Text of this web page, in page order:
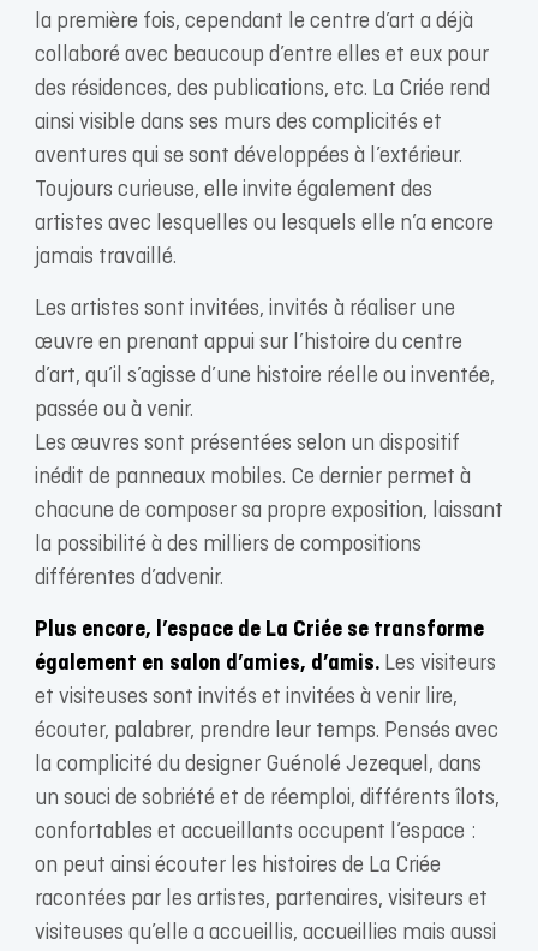
la première fois, cependant le centre d’art a déjà
collaboré avec beaucoup d’entre elles et eux pour
des résidences, des publications, etc. La Criée rend
ainsi visible dans ses murs des complicités et
aventures qui se sont développées à l’extérieur.
Toujours curieuse, elle invite également des
artistes avec lesquelles ou lesquels elle n’a encore
jamais travaillé.
Les artistes sont invitées, invités à réaliser une
œuvre en prenant appui sur l’histoire du centre
d’art, qu’il s’agisse d’une histoire réelle ou inventée,
passée ou à venir.
Les œuvres sont présentées selon un dispositif
inédit de panneaux mobiles. Ce dernier permet à
chacune de composer sa propre exposition, laissant
la possibilité à des milliers de compositions
différentes d’advenir.
Plus encore, l’espace de La Criée se transforme
également en salon d’amies, d’amis.Les visiteurs
et visiteuses sont invités et invitées à venir lire,
écouter, palabrer, prendre leur temps. Pensés avec
la complicité du designer Guénolé Jezequel, dans
un souci de sobriété et de réemploi, différents îlots,
confortables et accueillants occupent l’espace :
on peut ainsi écouter les histoires de La Criée
racontées par les artistes, partenaires, visiteurs et
visiteuses qu’elle a accueillis, accueillies mais aussi